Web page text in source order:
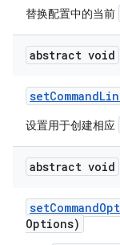
替换配置中的当前
abstract void
setCommand
设置用于创建相应
abstract void
setCommand
Options)